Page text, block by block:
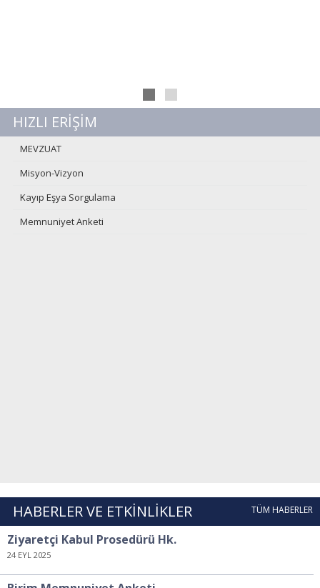
HIZLI ERİŞİM
MEVZUAT
Misyon-Vizyon
Kayıp Eşya Sorgulama
Memnuniyet Anketi
HABERLER VE ETKİNLİKLER TÜM HABERLER
Ziyaretçi Kabul Prosedürü Hk.
24 EYL 2025